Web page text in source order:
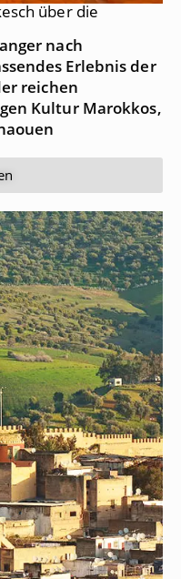
über die
nach
Erlebnis der
reichen
Kultur Marokkos,